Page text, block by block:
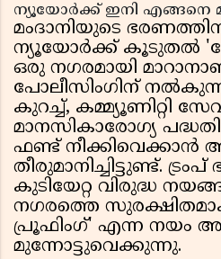
ന്യൂയോർക്ക് ഇനി എങ്ങനെ
മംദാനിയുടെ
ന്യൂയോർക്ക് കൂടുതൽ
ഒരു നഗരമായി
പോലീസിംഗിന്
കുറച്ച്, കമ്മ്യൂണിറ്റി
മാനസികാരോഗ്യ
ഫണ്ട് നീക്കിവെക്കാൻ
തീരുമാനിച്ചിട്ടുണ്ട്.
കുടിയേറ്റ വിരുദ്ധ
നഗരത്തെ
പ്രൂഫിംഗ്' എന്ന നയം
മുന്നോട്ടുവെക്കുന്നു.